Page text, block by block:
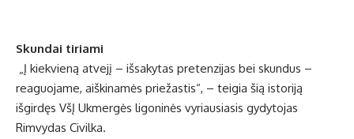
Skundai tiriami
„Į kiekvieną atvejį – išsakytas pretenzijas bei skundus –
reaguojame, aiškinamės priežastis“, – teigia šią istoriją
išgirdęs VšĮ Ukmergės ligoninės vyriausiasis gydytojas
Rimvydas Civilka.